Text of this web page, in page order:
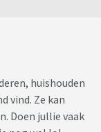
huishouden
vind. Ze kan
Doen jullie vaak